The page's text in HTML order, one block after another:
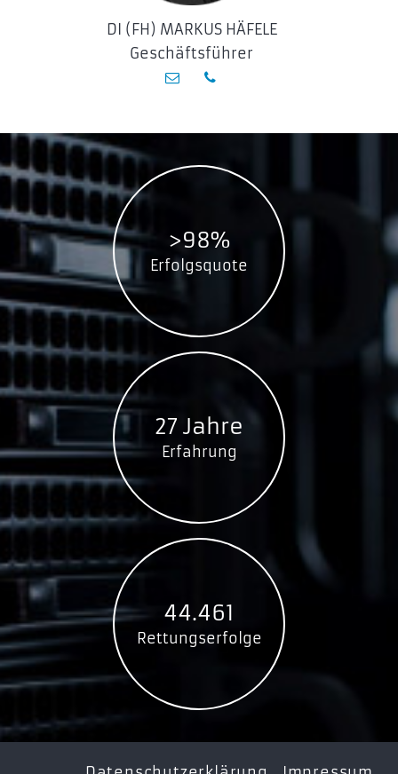
DI (FH) MARKUS HÄFELE
Geschäftsführer
>98%
Erfolgsquote
27 Jahre
Erfahrung
44.461
Rettungserfolge